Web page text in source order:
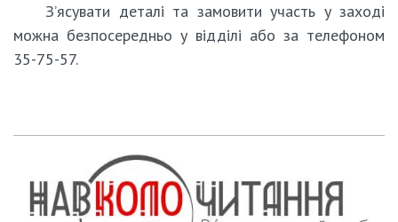
З’ясувати деталі та замовити участь у заході
можна безпосередньо у відділі або за телефоном
35-75-57.